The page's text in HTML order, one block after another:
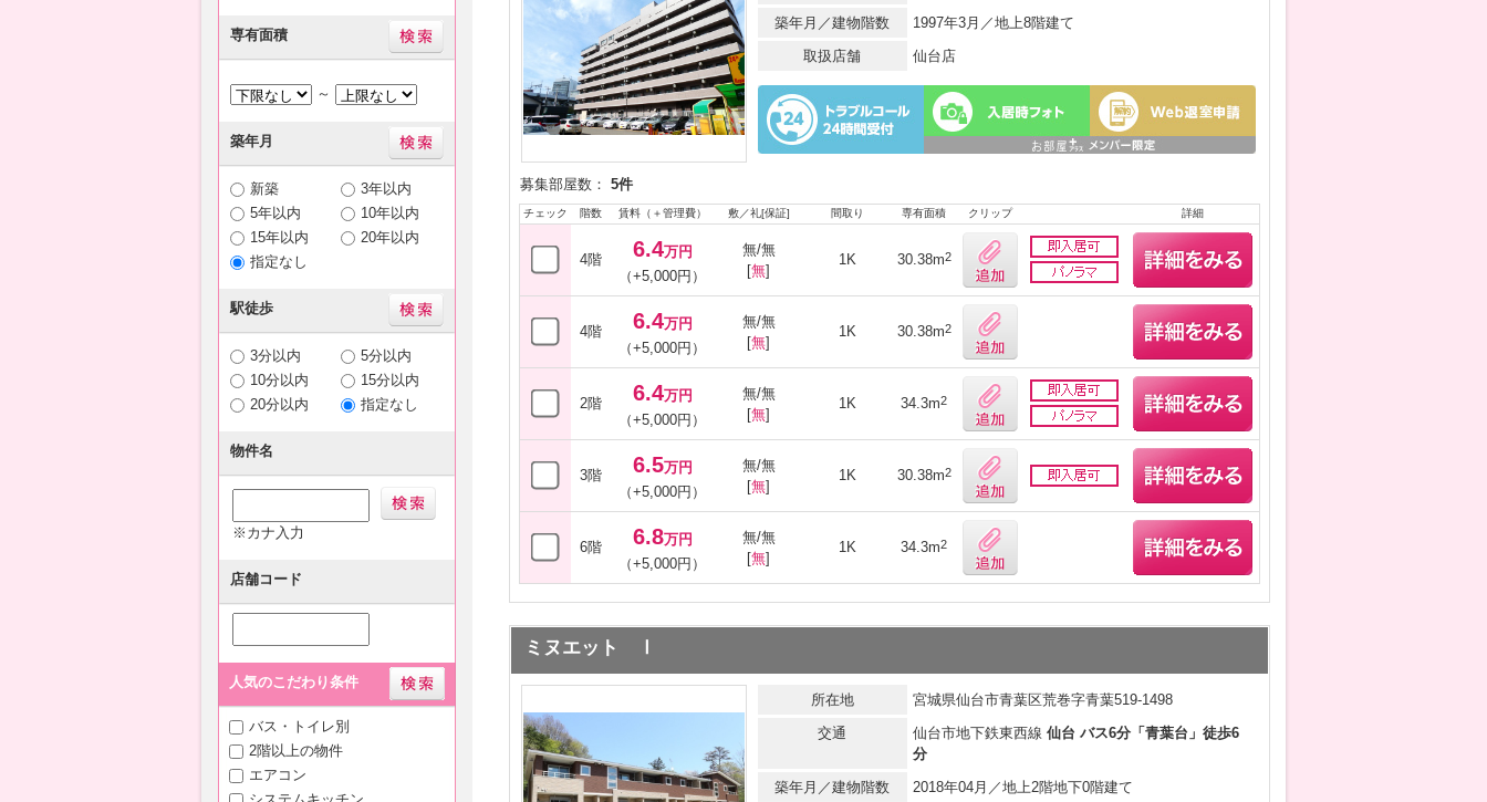
専有面積
～
築年月
新築
3年以内
5年以内
10年以内
15年以内
20年以内
指定なし
駅徒歩
3分以内
5分以内
10分以内
15分以内
20分以内
指定なし
物件名
※カナ入力
店舗コード
人気のこだわり条件
バス・トイレ別
2階以上の物件
エアコン
築年月／建物階数
1997年3月／地上8階建て
取扱店舗
仙台店
募集部屋数： 5件
チェック 階数 賃料（＋管理費） 敷／礼[保証] 間取り 専有面積 クリップ 詳細
4階 6.4万円
（+5,000円）
無/無
[無]
1K 30.38m2
4階 6.4万円
（+5,000円）
無/無
[無]
1K 30.38m2
2階 6.4万円
（+5,000円）
無/無
[無]
1K 34.3m2
3階 6.5万円
（+5,000円）
無/無
[無]
1K 30.38m2
6階 6.8万円
（+5,000円）
無/無
[無]
1K 34.3m2
ミヌエット Ⅰ
所在地
宮城県仙台市青葉区荒巻字青葉519-1498
交通
仙台市地下鉄東西線 仙台 バス6分「青葉台」徒歩6
分
築年月／建物階数
2018年04月／地上2階地下0階建て